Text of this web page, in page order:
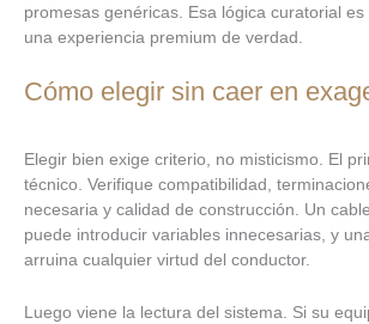
promesas genéricas. Esa lógica curatorial
una experiencia premium de verdad.
Cómo elegir sin caer en
Elegir bien exige criterio, no misticismo. El
técnico. Verifique compatibilidad,
necesaria y calidad de construcción. Un
puede introducir variables innecesarias, y
arruina cualquier virtud del conductor.
Luego viene la lectura del sistema. Si su